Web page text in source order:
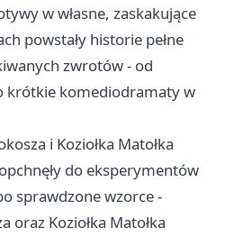
w własne, zaskakujące
powstały historie pełne
zwrotów - od
krótkie komediodramaty w
i Koziołka Matołka
do eksperymentów
sprawdzone wzorce -
oraz Koziołka Matołka